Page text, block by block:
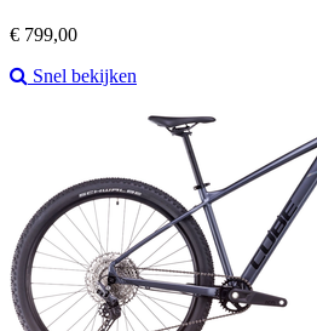
Prijs
€ 799,00
Snel bekijken